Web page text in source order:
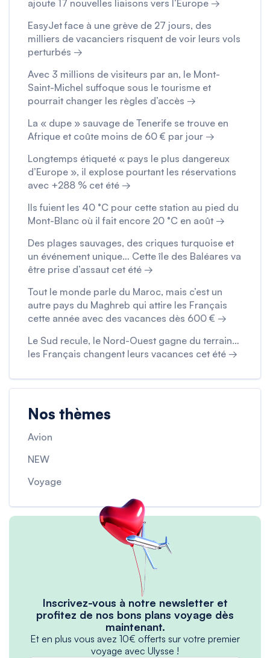
ajoute 17 nouvelles liaisons vers l’Europe →
EasyJet face à une grève de 27 jours, des
milliers de vacanciers risquent de voir leurs vols
perturbés →
Avec 3 millions de visiteurs par an, le Mont-
Saint-Michel suffoque sous le tourisme et
pourrait changer les règles d’accès →
La « dupe » sauvage de Tenerife se trouve en
Afrique et coûte moins de 60 € par jour →
Longtemps étiqueté « pays le plus dangereux
d’Europe », il explose pourtant les réservations
avec +288 % cet été →
Ils fuient les 40 °C pour cette station au pied du
Mont-Blanc où il fait encore 20 °C en août →
Des plages sauvages, des criques turquoise et
un événement unique… Cette île des Baléares va
être prise d’assaut cet été →
Tout le monde parle du Maroc, mais c’est un
autre pays du Maghreb qui attire les Français
cette année avec des vacances dès 600 € →
Le Sud recule, le Nord-Ouest gagne du terrain…
les Français changent leurs vacances cet été →
Nos thèmes
Avion
NEW
Voyage
Inscrivez-vous à notre newsletter et
profitez de nos bons plans voyage dès
maintenant.
Et en plus vous avez 10€ offerts sur votre premier
voyage avec Ulysse !